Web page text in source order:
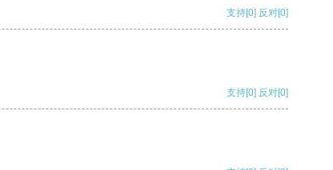
支持[0] 反对[0]
支持[0] 反对[0]